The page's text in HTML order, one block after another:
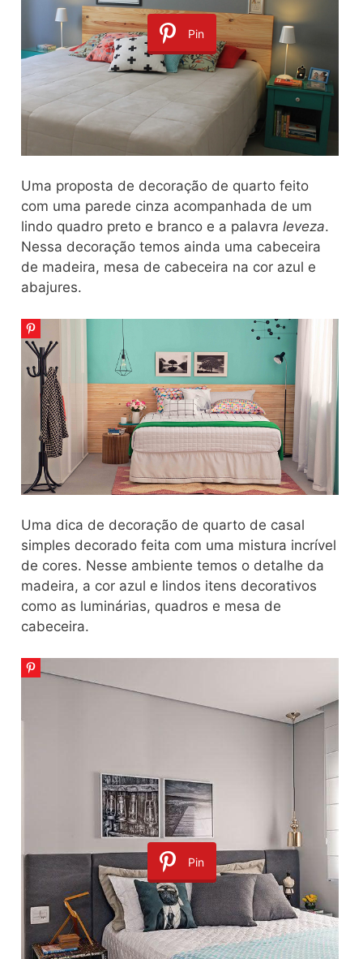
Pin
Uma proposta de decoração de quarto feito
com uma parede cinza acompanhada de um
lindo quadro preto e branco e a palavra leveza.
Nessa decoração temos ainda uma cabeceira
de madeira, mesa de cabeceira na cor azul e
abajures.
Uma dica de decoração de quarto de casal
simples decorado feita com uma mistura incrível
de cores. Nesse ambiente temos o detalhe da
madeira, a cor azul e lindos itens decorativos
como as luminárias, quadros e mesa de
cabeceira.
Pin